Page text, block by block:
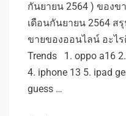
กันยายน 2564 ) ของข
เดือนกันยายน 2564 ส
ขายของออนไลน์ อะไ
Trends 1. oppo a16
4. iphone 13 5. ipad
guess …